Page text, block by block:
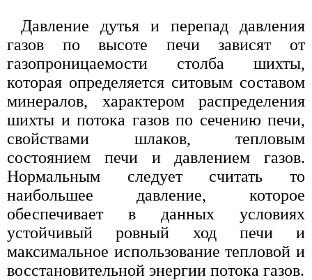
Давление дутья и перепад давления
газов по высоте печи зависят от
газопроницаемости столба шихты,
которая определяется ситовым составом
минералов, характером распределения
шихты и потока газов по сечению печи,
свойствами шлаков, тепловым
состоянием печи и давлением газов.
Нормальным следует считать то
наибольшее давление, которое
обеспечивает в данных условиях
устойчивый ровный ход печи и
максимальное использование тепловой и
восстановительной энергии потока газов.